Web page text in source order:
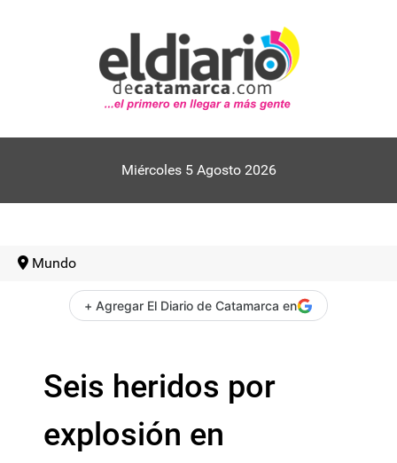
Miércoles 5 Agosto 2026
Mundo
+ Agregar El Diario de Catamarca en
Seis heridos por
explosión en